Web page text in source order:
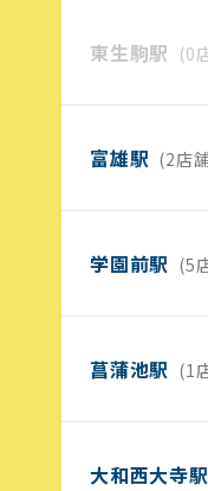
東生駒駅 (0
富雄駅 (2店
学園前駅 (5
菖蒲池駅 (1
大和西大寺駅